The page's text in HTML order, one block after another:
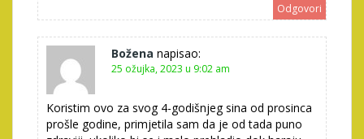
Odgovori
Božena napisao:
25 ožujka, 2023 u 9:02 am
Koristim ovo za svog 4-godišnjeg sina od prosinca
prošle godine, primjetila sam da je od tada puno